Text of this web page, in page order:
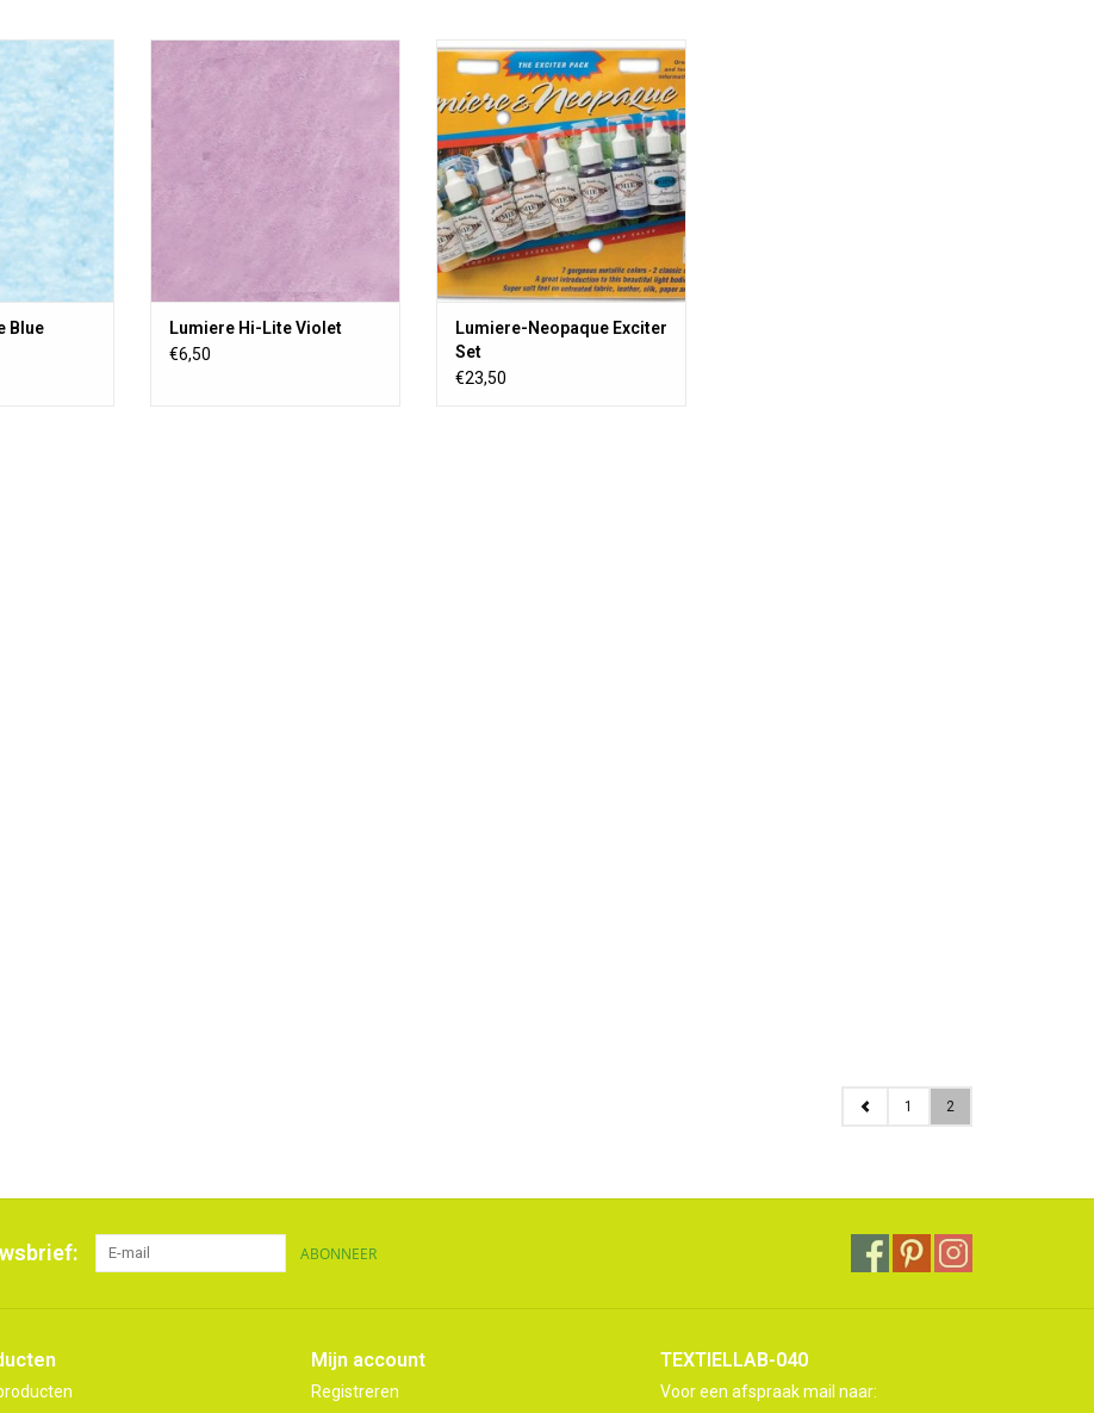
is een
waterbasis
pigment
of parelmoer
na
Blue
Lumiere Hi-Lite Violet
Lumiere Hi-Lite Violet
€6,50
Onze Lumiere-Neopaque Exciter
Set van Jacquard bevat mica
pigment voor een metallic of
parelmoer uitstraling. Uitstekende
dekking, wasbaar na fixatie.
Lumiere-Neopaque Exciter
Set
€23,50
1 2
ABONNEER
Mijn account
Registreren
TEXTIELLAB-040
Voor een afspraak mail naar: